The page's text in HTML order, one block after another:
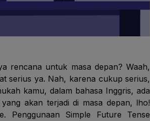
rencana untuk masa depan? Waah,
serius ya. Nah, karena cukup serius,
kamu, dalam bahasa Inggris, ada
akan terjadi di masa depan, lho!
Penggunaan Simple Future Tense